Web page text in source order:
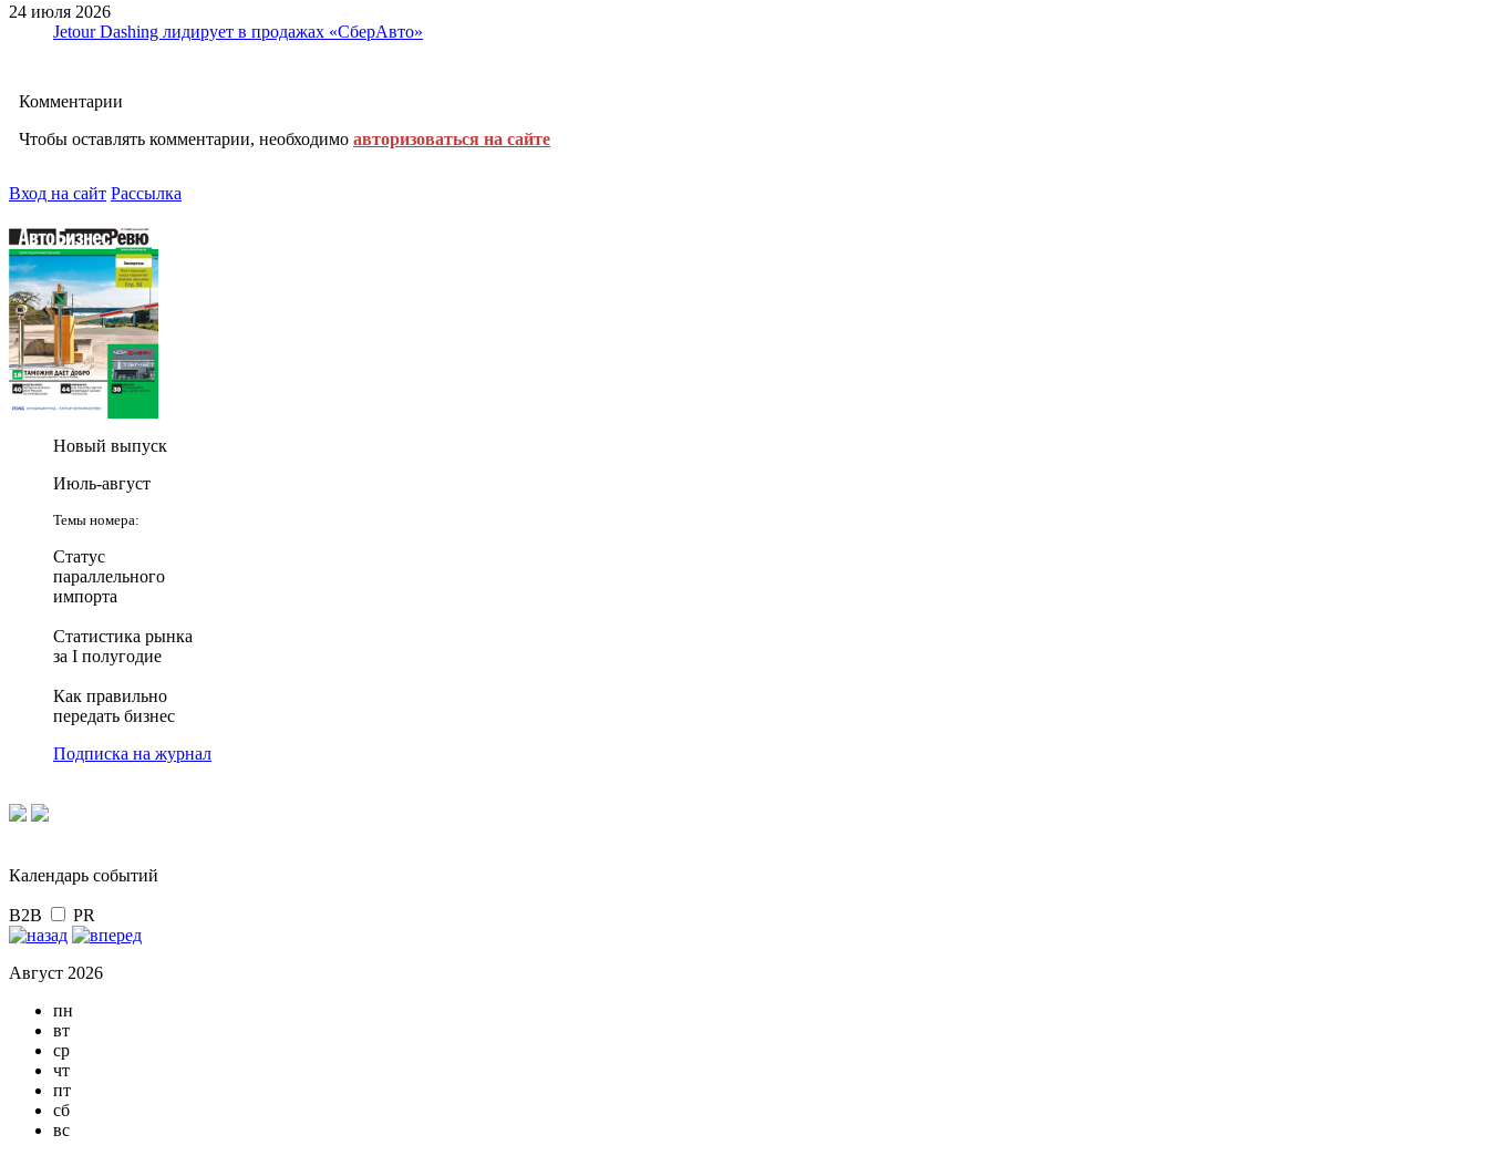
24 июля 2026
Jetour Dashing лидирует в продажах «СберАвто»
Комментарии
Чтобы оставлять комментарии, необходимо авторизоваться на сайте
Вход на сайт Рассылка
Новый выпуск
Июль-август
Темы номера:
Статус
параллельного
импорта
Статистика рынка
за I полугодие
Как правильно
передать бизнес
Подписка на журнал
Календарь событий
B2B PR
Август 2026
пн
вт
ср
чт
пт
сб
вс